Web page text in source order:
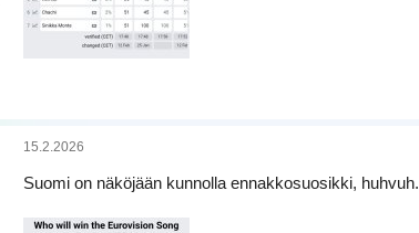
15.2.2026
Suomi on näköjään kunnolla ennakkosuosikki, huhvuh.